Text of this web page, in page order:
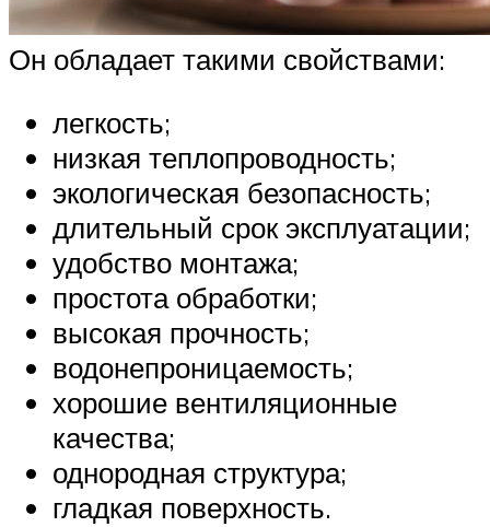
Он обладает такими свойствами:
легкость;
низкая теплопроводность;
экологическая безопасность;
длительный срок эксплуатации;
удобство монтажа;
простота обработки;
высокая прочность;
водонепроницаемость;
хорошие вентиляционные
качества;
однородная структура;
гладкая поверхность.